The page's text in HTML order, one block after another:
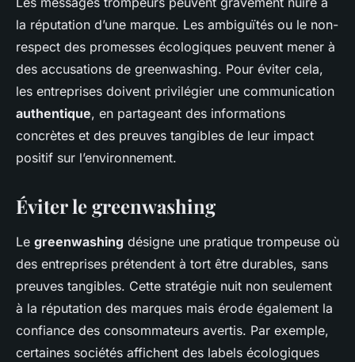
la réputation d’une marque. Les ambiguïtés ou le non-
respect des promesses écologiques peuvent mener à
des accusations de greenwashing. Pour éviter cela,
les entreprises doivent privilégier une communication
authentique, en partageant des informations
concrètes et des preuves tangibles de leur impact
positif sur l’environnement.
Éviter le greenwashing
Le greenwashing désigne une pratique trompeuse où
des entreprises prétendent à tort être durables, sans
preuves tangibles. Cette stratégie nuit non seulement
à la réputation des marques mais érode également la
confiance des consommateurs avertis. Par exemple,
certaines sociétés affichent des labels écologiques